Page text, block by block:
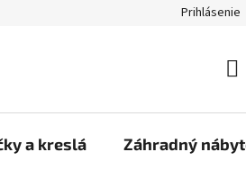
Reklamačný poriadok, Záručné
Prihlásenie
a kreslá Záhradný